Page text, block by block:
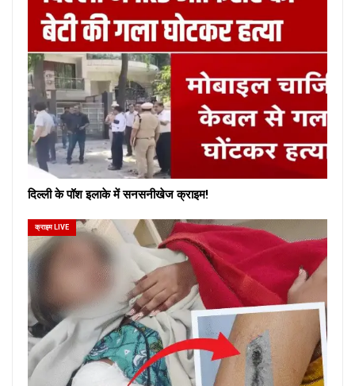
दिल्ली के पॉश इलाके में सनसनीखेज क्राइम!
क्राइम LIVE